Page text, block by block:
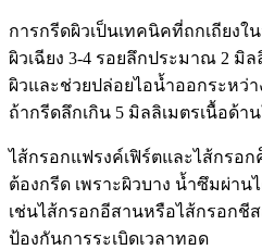
การกรีดผิวเป็นเทคนิคที่ถกเถียงใ
ผิวเฉียง 3-4 รอยลึกประมาณ 2 มิ
ผิวและช่วยปล่อยไอน้ำออกระหว่
ถ้ากรีดลึกเกิน 5 มิลลิเมตรเนื้อด้า
ไส้กรอกแฟรงค์เฟิร์ตและไส้กรอก
ต้องกรีด เพราะผิวบาง น้ำซึมผ่าน
เช่นไส้กรอกอีสานหรือไส้กรอกชี
ป้องกันการระเบิดเวลาทอด